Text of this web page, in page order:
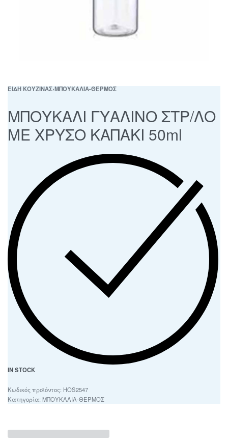
ΕΙΔΗ ΚΟΥΖΙΝΑΣ›ΜΠΟΥΚΑΛΙΑ-ΘΕΡΜΟΣ
ΜΠΟΥΚΑΛΙ ΓΥΑΛΙΝΟ ΣΤΡ/ΛΟ
ΜΕ ΧΡΥΣΟ ΚΑΠΑΚΙ 50ml
IN STOCK
HOS2547
Κατηγορία: ΜΠΟΥΚΑΛΙΑ-ΘΕΡΜΟΣ